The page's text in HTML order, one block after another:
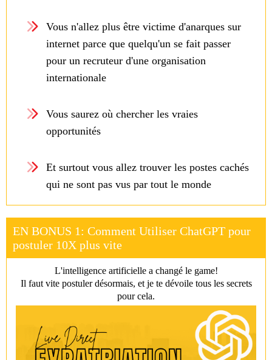
Vous n'allez plus être victime d'anarques sur
internet parce que quelqu'un se fait passer
pour un recruteur d'une organisation
internationale
Vous saurez où chercher les vraies
opportunités
Et surtout vous allez trouver les postes cachés
qui ne sont pas vus par tout le monde
EN BONUS 1: Comment Utiliser ChatGPT pour
postuler 10X plus vite
L'intelligence artificielle a changé le game!
Il faut vite postuler désormais, et je te dévoile tous les secrets
pour cela.